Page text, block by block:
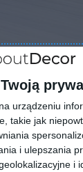
urządzeniu
takie jak
i ulepszania
i
PYTANIE